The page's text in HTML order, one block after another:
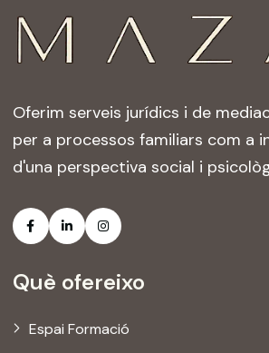
Oferim serveis jurídics i de
per a processos familiars com a
d'una perspectiva social i
Què ofereixo
Espai Formació